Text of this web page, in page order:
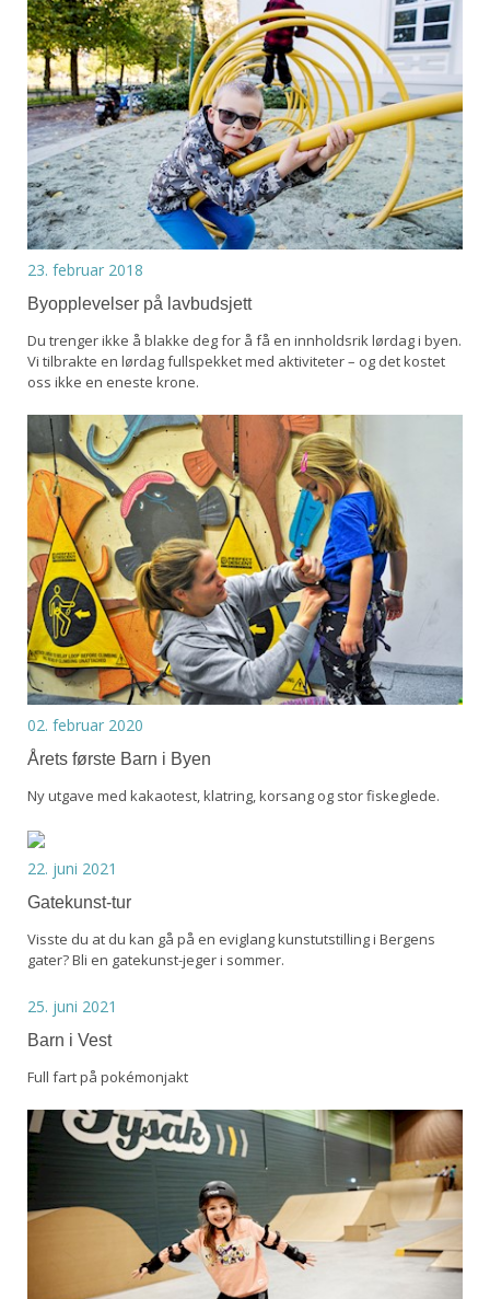
23. februar 2018
Byopplevelser på lavbudsjett
Du trenger ikke å blakke deg for å få en innholdsrik lørdag i byen.
Vi tilbrakte en lørdag fullspekket med aktiviteter – og det kostet
oss ikke en eneste krone.
02. februar 2020
Årets første Barn i Byen
Ny utgave med kakaotest, klatring, korsang og stor fiskeglede.
22. juni 2021
Gatekunst-tur
Visste du at du kan gå på en eviglang kunstutstilling i Bergens
gater? Bli en gatekunst-jeger i sommer.
25. juni 2021
Barn i Vest
Full fart på pokémonjakt